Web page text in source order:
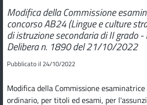
Modifica della Commissione
concorso AB24 (Lingue e culture
di istruzione secondaria di II grado -
Delibera n. 1890 del 21/10/2022
Pubblicato il 24/10/2022
Modifica della Commissione esaminatrice
ordinario, per titoli ed esami, per